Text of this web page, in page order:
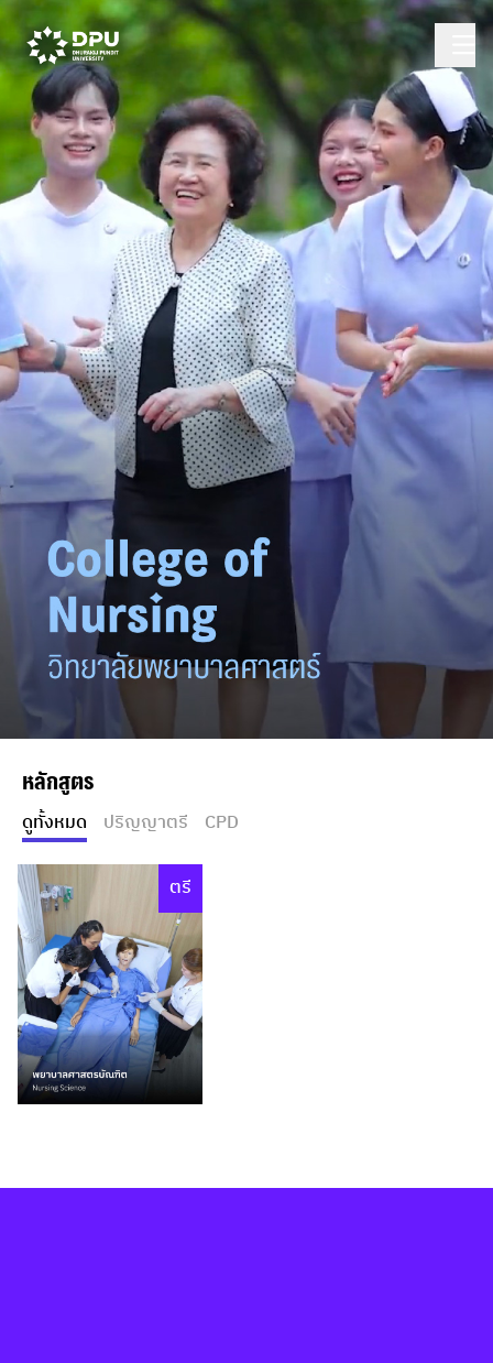
หลักสูตร
ดูทั้งหมด ปริญญาตรี CPD
ตรี